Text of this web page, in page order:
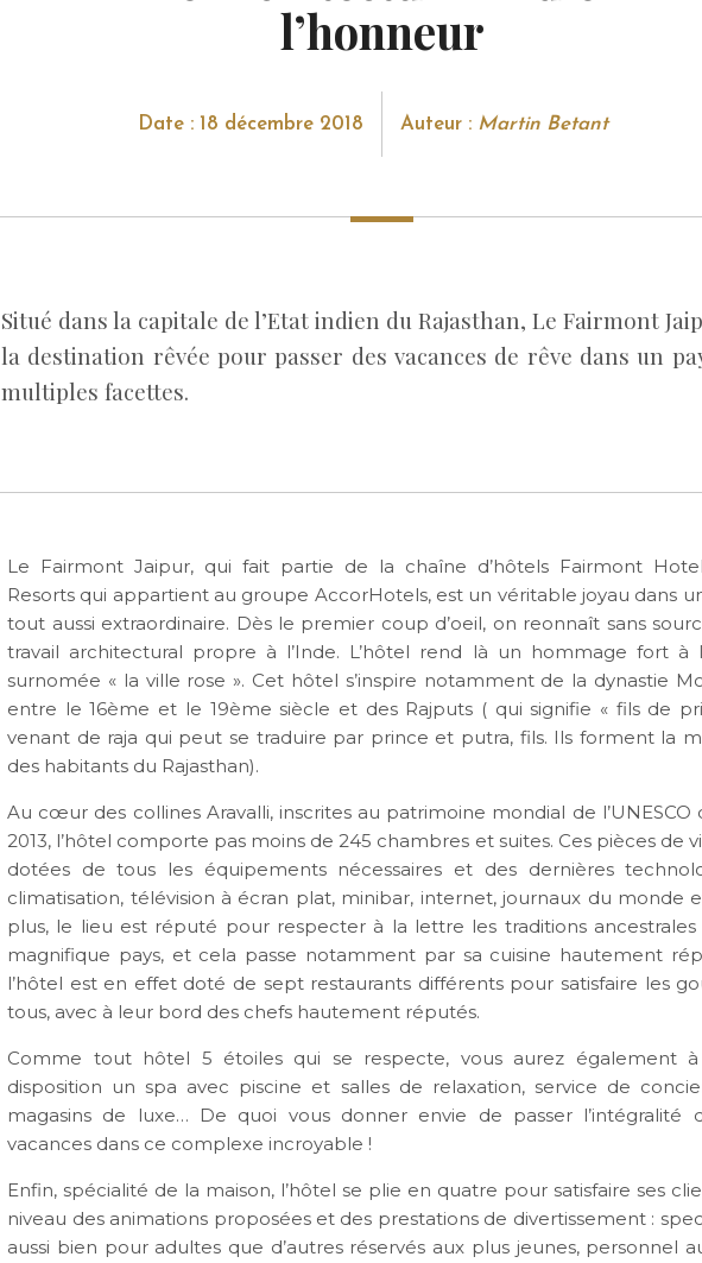
l’honneur
Date : 18 décembre 2018 Auteur : Martin Betant
Situé dans la capitale de l’Etat indien du Rajasthan, Le Fairmont
la destination rêvée pour passer des vacances de rêve dans un
multiples facettes.
Le Fairmont Jaipur, qui fait partie de la chaîne d’hôtels Fairmont
Resorts qui appartient au groupe AccorHotels, est un véritable joyau dans
tout aussi extraordinaire. Dès le premier coup d’oeil, on reonnaît sans
travail architectural propre à l’Inde. L’hôtel rend là un hommage fort à
surnomée « la ville rose ». Cet hôtel s’inspire notamment de la dynastie
entre le 16ème et le 19ème siècle et des Rajputs ( qui signifie « fils de
venant de raja qui peut se traduire par prince et putra, fils. Ils forment la
des habitants du Rajasthan).
Au cœur des collines Aravalli, inscrites au patrimoine mondial de l’UNESCO
2013, l’hôtel comporte pas moins de 245 chambres et suites. Ces pièces de
dotées de tous les équipements nécessaires et des dernières
climatisation, télévision à écran plat, minibar, internet, journaux du monde
plus, le lieu est réputé pour respecter à la lettre les traditions
magnifique pays, et cela passe notamment par sa cuisine hautement
l’hôtel est en effet doté de sept restaurants différents pour satisfaire les
tous, avec à leur bord des chefs hautement réputés.
Comme tout hôtel 5 étoiles qui se respecte, vous aurez également
disposition un spa avec piscine et salles de relaxation, service de
magasins de luxe… De quoi vous donner envie de passer l’intégralité
vacances dans ce complexe incroyable !
Enfin, spécialité de la maison, l’hôtel se plie en quatre pour satisfaire ses
niveau des animations proposées et des prestations de divertissement :
aussi bien pour adultes que d’autres réservés aux plus jeunes, personnel